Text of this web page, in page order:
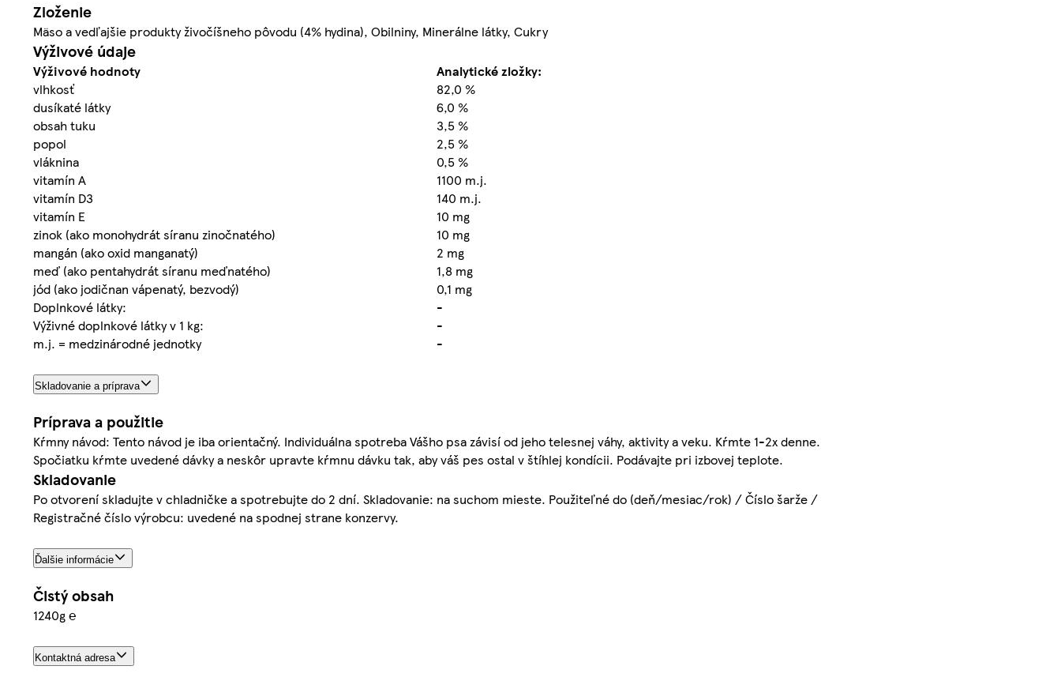
Zloženie
Mäso a vedľajšie produkty živočíšneho pôvodu (4% hydina), Obilniny, Minerálne látky, Cukry
Výživové údaje
Výživové hodnoty
Analytické zložky:
vlhkosť
82,0 %
dusíkaté látky
6,0 %
obsah tuku
3,5 %
popol
2,5 %
vláknina
0,5 %
vitamín A
1100 m.j.
vitamín D3
140 m.j.
vitamín E
10 mg
zinok (ako monohydrát síranu zinočnatého)
10 mg
mangán (ako oxid manganatý)
2 mg
meď (ako pentahydrát síranu meďnatého)
1,8 mg
jód (ako jodičnan vápenatý, bezvodý)
0,1 mg
Doplnkové látky:
-
Výživné doplnkové látky v 1 kg:
-
m.j. = medzinárodné jednotky
-
Skladovanie a príprava
Príprava a použitie
Kŕmny návod: Tento návod je iba orientačný. Individuálna spotreba Vášho psa závisí od jeho telesnej váhy, aktivity a veku. Kŕmte 1-2x denne.
Spočiatku kŕmte uvedené dávky a neskôr upravte kŕmnu dávku tak, aby váš pes ostal v štíhlej kondícii. Podávajte pri izbovej teplote.
Skladovanie
Po otvorení skladujte v chladničke a spotrebujte do 2 dní. Skladovanie: na suchom mieste. Použiteľné do (deň/mesiac/rok) / Číslo šarže /
Registračné číslo výrobcu: uvedené na spodnej strane konzervy.
Ďalšie informácie
Čistý obsah
1240g ℮
Kontaktná adresa